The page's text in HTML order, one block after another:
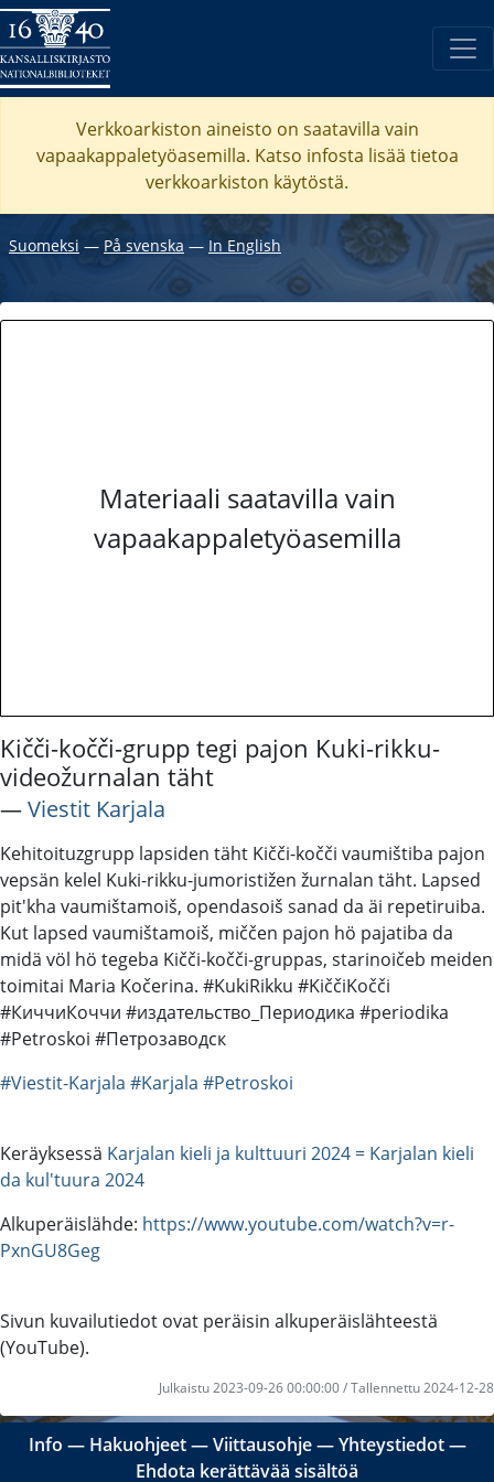
Verkkoarkiston aineisto on saatavilla vain
vapaakappaletyöasemilla. Katso infosta lisää tietoa
verkkoarkiston käytöstä.
Suomeksi ― På svenska ― In English
Materiaali saatavilla vain
vapaakappaletyöasemilla
Kičči-kočči-grupp tegi pajon Kuki-rikku-
videožurnalan täht
―Viestit Karjala
Kehitoituzgrupp lapsiden täht Kičči-kočči vaumištiba pajon
vepsän kelel Kuki-rikku-jumoristižen žurnalan täht. Lapsed
pit'kha vaumištamoiš, opendasoiš sanad da äi repetiruiba.
Kut lapsed vaumištamoiš, miččen pajon hö pajatiba da
midä völ hö tegeba Kičči-kočči-gruppas, starinoičeb meiden
toimitai Maria Kočerina. #KukiRikku #KiččiKočči
#КиччиКоччи #издательство_Периодика #periodika
#Petroskoi #Петрозаводск
#Viestit-Karjala #Karjala #Petroskoi
Keräyksessä Karjalan kieli ja kulttuuri 2024 = Karjalan kieli
da kul'tuura 2024
Alkuperäislähde: https://www.youtube.com/watch?v=r-
PxnGU8Geg
Sivun kuvailutiedot ovat peräisin alkuperäislähteestä
(YouTube).
Julkaistu 2023-09-26 00:00:00 / Tallennettu 2024-12-28
Info ― Hakuohjeet―Viittausohje―Yhteystiedot―
Ehdota kerättävää sisältöä